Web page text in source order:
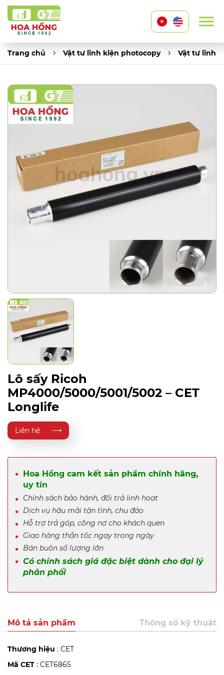
Trang chủ Vật tư linh kiện photocopy Vật tư linh
Lô sấy Ricoh
MP4000/5000/5001/5002 – CET
Longlife
Liên hệ
Hoa Hồng cam kết sản phẩm chính hãng,
uy tín
Chính sách bảo hành, đổi trả linh hoạt
Dịch vụ hậu mãi tận tình, chu đáo
Hỗ trợ trả góp, công nợ cho khách quen
Giao hàng thần tốc ngay trong ngày
Bán buôn số lượng lớn
Có chính sách giá đặc biệt dành cho đại lý
phân phối
Mô tả sản phẩm Thông số kỹ thuật
Thương hiệu : CET
Mã CET : CET6865